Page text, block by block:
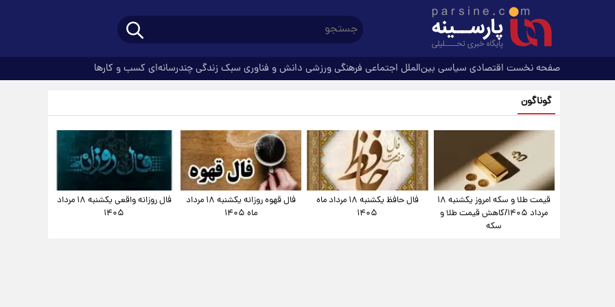
صفحه نخست اقتصادی سیاسی بین‌الملل اجتماعی فرهنگیورزشی دانش و فناوری سبک زندگیچندرسانه‌ای کسب و کارها
گوناگون
قیمت طلا و سکه امروز یکشنبه ۱۸
مرداد ۱۴۰۵/کاهش قیمت طلا و
سکه
فال حافظ یکشنبه ۱۸ مرداد ماه
۱۴۰۵
فال قهوه روزانه یکشنبه ۱۸ مرداد
ماه ۱۴۰۵
فال روزانه واقعی یکشنبه ۱۸ مرداد
۱۴۰۵